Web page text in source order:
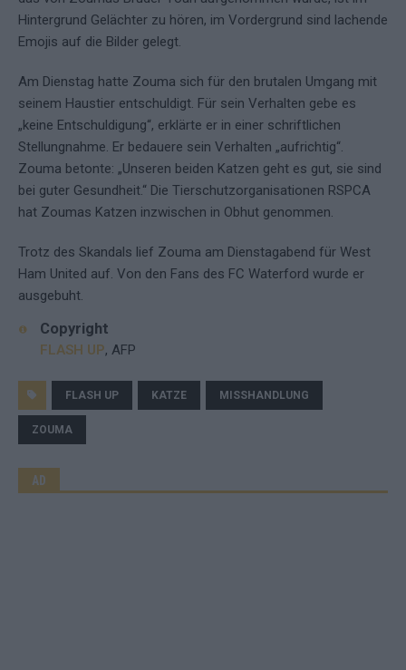
Hintergrund Gelächter zu hören, im Vordergrund sind lachende
Emojis auf die Bilder gelegt.
Am Dienstag hatte Zouma sich für den brutalen Umgang mit
seinem Haustier entschuldigt. Für sein Verhalten gebe es
„keine Entschuldigung“, erklärte er in einer schriftlichen
Stellungnahme. Er bedauere sein Verhalten „aufrichtig“.
Zouma betonte: „Unseren beiden Katzen geht es gut, sie sind
bei guter Gesundheit.“ Die Tierschutzorganisationen RSPCA
hat Zoumas Katzen inzwischen in Obhut genommen.
Trotz des Skandals lief Zouma am Dienstagabend für West
Ham United auf. Von den Fans des FC Waterford wurde er
ausgebuht.
Copyright
FLASH UP, AFP
FLASH UP KATZE MISSHANDLUNG
ZOUMA
AD